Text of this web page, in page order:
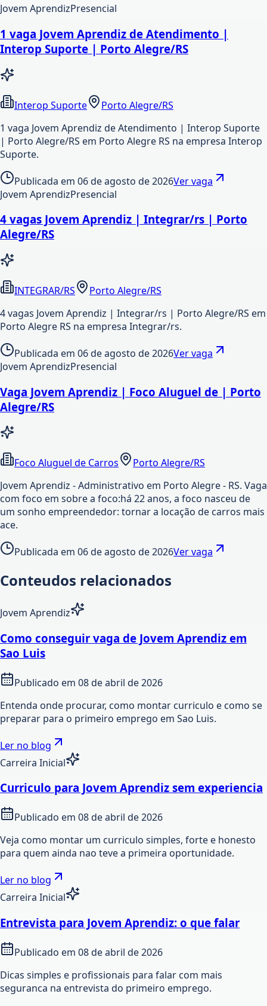
Jovem AprendizPresencial
1 vaga Jovem Aprendiz de Atendimento |
Interop Suporte | Porto Alegre/RS
Interop Suporte
Porto Alegre/RS
1 vaga Jovem Aprendiz de Atendimento | Interop Suporte
| Porto Alegre/RS em Porto Alegre RS na empresa Interop
Suporte.
Publicada em 06 de agosto de 2026Ver vaga
Jovem AprendizPresencial
4 vagas Jovem Aprendiz | Integrar/rs | Porto
Alegre/RS
INTEGRAR/RS
Porto Alegre/RS
4 vagas Jovem Aprendiz | Integrar/rs | Porto Alegre/RS em
Porto Alegre RS na empresa Integrar/rs.
Publicada em 06 de agosto de 2026Ver vaga
Jovem AprendizPresencial
Vaga Jovem Aprendiz | Foco Aluguel de | Porto
Alegre/RS
Foco Aluguel de Carros
Porto Alegre/RS
Jovem Aprendiz - Administrativo em Porto Alegre - RS. Vaga
com foco em sobre a foco:há 22 anos, a foco nasceu de
um sonho empreendedor: tornar a locação de carros mais
ace.
Publicada em 06 de agosto de 2026Ver vaga
Conteudos relacionados
Jovem Aprendiz
Como conseguir vaga de Jovem Aprendiz em
Sao Luis
Publicado em 08 de abril de 2026
Entenda onde procurar, como montar curriculo e como se
preparar para o primeiro emprego em Sao Luis.
Ler no blog
Carreira Inicial
Curriculo para Jovem Aprendiz sem experiencia
Publicado em 08 de abril de 2026
Veja como montar um curriculo simples, forte e honesto
para quem ainda nao teve a primeira oportunidade.
Ler no blog
Carreira Inicial
Entrevista para Jovem Aprendiz: o que falar
Publicado em 08 de abril de 2026
Dicas simples e profissionais para falar com mais
seguranca na entrevista do primeiro emprego.